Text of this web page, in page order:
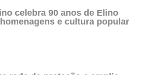
celebra 90 anos de Elino
e cultura popular